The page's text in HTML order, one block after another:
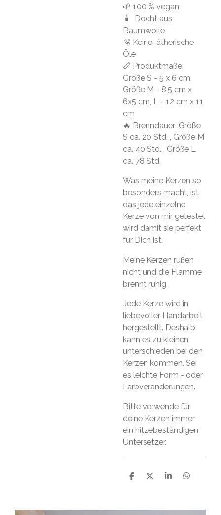
🌱 100 % vegan
🕯 Docht aus
Baumwolle
🫧 Keine ätherische
Öle
📏 Produktmaße:
Größe S - 5 x 6 cm,
Größe M - 8,5 cm x
6x5 cm, L - 12 cm x 11
cm
🔥 Brenndauer :Größe
S ca. 20 Std. , Größe M
ca. 40 Std. , Größe L
ca. 78 Std.
Was meine Kerzen so
besonders macht, ist
das jede einzelne
Kerze von mir getestet
wird damit sie perfekt
für Dich ist.
Meine Kerzen rußen
nicht und die Flamme
brennt ruhig.
Jede Kerze wird in
liebevoller Handarbeit
hergestellt. Deshalb
kann es zu kleinen
unterschieden bei den
Kerzen kommen. Sei
es leichte Form - oder
Farbveränderungen.
Bitte verwende für
deine Kerzen immer
ein hitzebeständigen
Untersetzer.
S
S
S
S